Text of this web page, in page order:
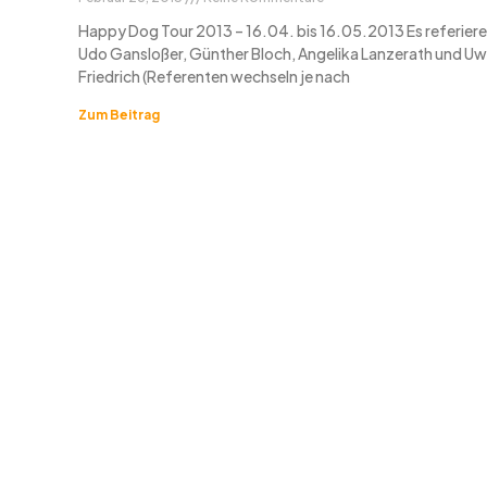
Happy Dog Tour 2013 – 16.04. bis 16.05.2013 Es
Udo Gansloßer, Günther Bloch, Angelika Lanzerath und
Friedrich (Referenten wechseln je nach
Zum Beitrag